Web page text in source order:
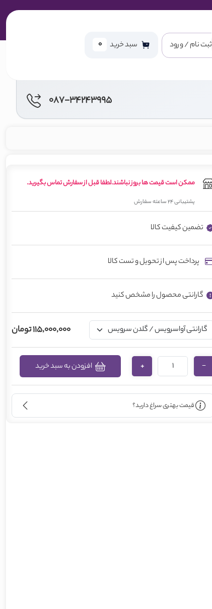
ثبت نام / ورود سبد خرید 0
087-34243995
ممکن است قیمت ها بروز نباشند.لطفا قبل از سفارش تماس بگیرید.
پشتیبانی 24 ساعته سفارش
تضمین کیفیت کالا
پرداخت پس از تحویل و تست کالا
گارانتی محصول را مشخص کنید
115,000,000 تومان
−
+
قیمت بهتری سراغ دارید؟